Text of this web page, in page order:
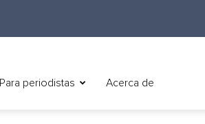
Para periodistas Acerca de